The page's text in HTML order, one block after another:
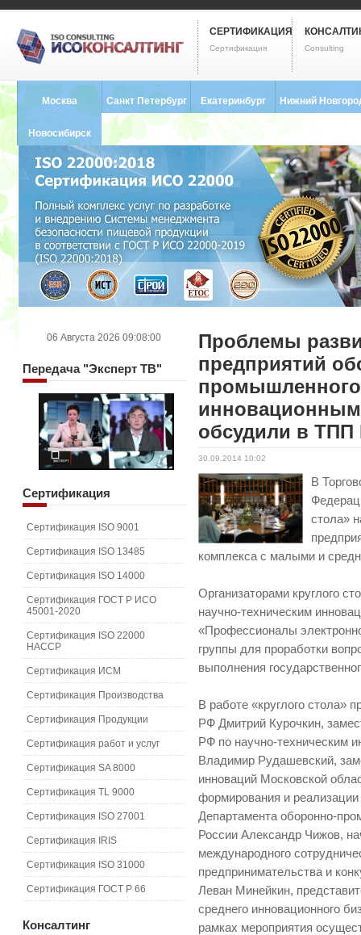
СЕРТИФИКАЦИЯ
Сертификация Consulting
Москва Санкт Петербург
8 (812) 748-2493
Екатеринбург
8 (343) 237-2593
Нижний
Новосибирск
8 (383) 227-8449
Проблемы
предприятий
промышленного
обсудили в ТПП
30.09.2014 10:02
В
стола»
комплекса с малыми и
Организаторами круглого
научно-техническим
«Профессионалы
группы для проработки
выполнения
В работе «круглого стола»
РФ Дмитрий Курочкин,
РФ по научно-техническим
Владимир Рудашевский,
инноваций Московской
формирования и
Департамента оборонно-
России Александр Чижов,
международного
предпринимательства и
Леван Минейкин,
среднего инновационного
рамках мероприятия
06 Августа 2026 09:08:00
Передача"Эксперт ТВ"
Сертификация
Сертификация ISO 9001
Сертификация ISO 13485
Сертификация ISO 14000
Сертификация ГОСТ Р ИСО
45001-2020
Сертификация ISO 22000
HACCP
Сертификация ИСМ
Сертификация Производства
Сертификация Продукции
Сертификация работ и услуг
Сертификация SA 8000
Сертификация TL 9000
Сертификация ISO 27001
Сертификация IRIS
Сертификация ISO 31000
Сертификация ГОСТ Р 66
Консалтинг